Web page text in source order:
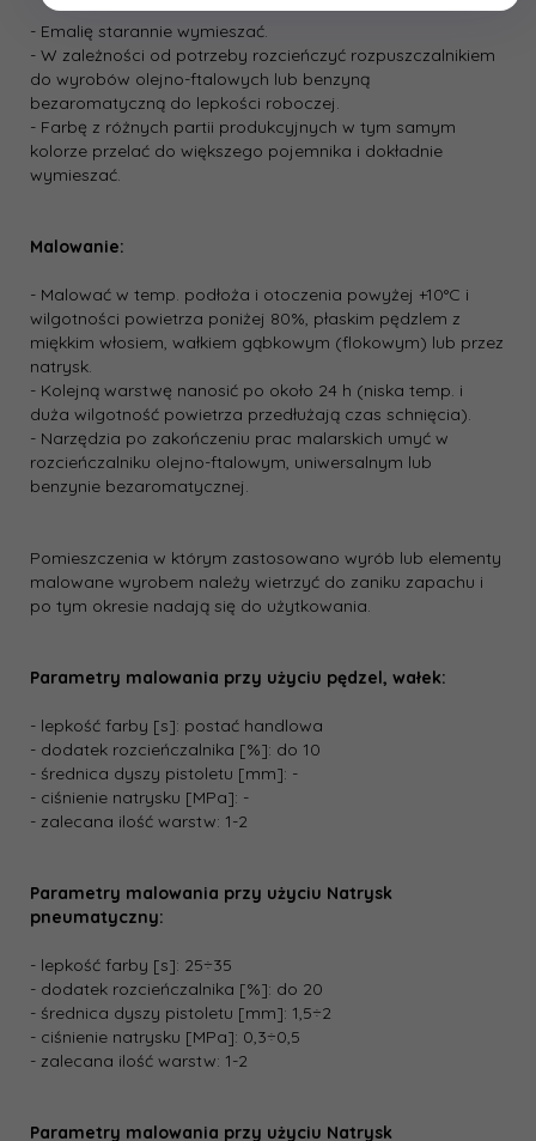
- Emalię starannie wymieszać.
- W zależności od potrzeby rozcieńczyć rozpuszczalnikiem
do wyrobów olejno­-ftalowych lub benzyną
bezaromatyczną do lepkości roboczej.
- Farbę z różnych partii produkcyjnych w tym samym
kolorze przelać do większego pojemnika i dokładnie
wymieszać.
Malowanie:
- Malować w temp. podłoża i otoczenia powyżej +10°C i
wilgotności powietrza poniżej 80%, płaskim pędzlem z
miękkim włosiem, wałkiem gąbkowym (flokowym) lub przez
natrysk.
- Kolejną warstwę nanosić po około 24 h (niska temp. i
duża wilgotność powietrza przedłużają czas schnięcia).
- Narzędzia po zakończeniu prac malarskich umyć w
rozcieńczalniku olejno­-ftalowym, uniwersalnym lub
benzynie bezaromatycznej.
Pomieszczenia w którym zastosowano wyrób lub elementy
malowane wyrobem należy wietrzyć do zaniku zapachu i
po tym okresie nadają się do użytkowania.
Parametry malowania przy użyciu pędzel, wałek:
- lepkość farby [s]: postać handlowa
- dodatek rozcieńczalnika [%]: do 10
- średnica dyszy pistoletu [mm]: -
- ciśnienie natrysku [MPa]: -
- zalecana ilość warstw: 1-2
Parametry malowania przy użyciu Natrysk
pneumatyczny:
- lepkość farby [s]: 25÷35
- dodatek rozcieńczalnika [%]: do 20
- średnica dyszy pistoletu [mm]: 1,5÷2
- ciśnienie natrysku [MPa]: 0,3÷0,5
- zalecana ilość warstw: 1-2
Parametry malowania przy użyciu Natrysk